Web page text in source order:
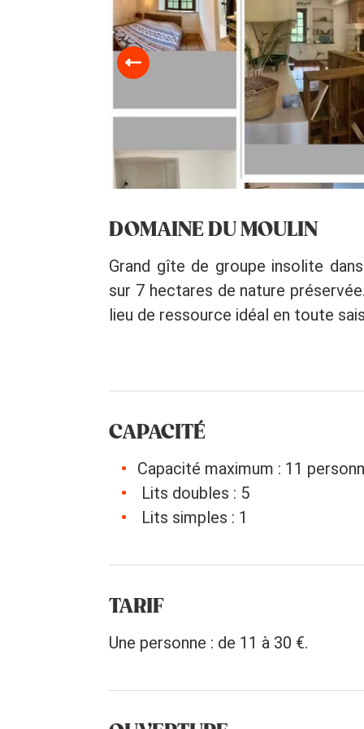
DOMAINE DU MOULIN
Grand gîte de groupe insolite
sur 7 hectares de nature
lieu de ressource idéal en toute
CAPACITÉ
Capacité maximum : 11
Lits doubles : 5
Lits simples : 1
TARIF
Une personne : de 11 à 30 €.